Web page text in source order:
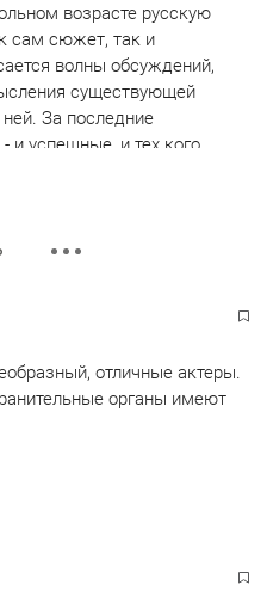
возрасте русскую
сам сюжет, так и
волны обсуждений,
существующей
За последние
и успешные, и тех кого
о смысле
и ломать голову.
не имеют никакого
но вот к изменению
хорошо вписывается
Однако еще раз скажу -
отличные актеры.
органы имеют